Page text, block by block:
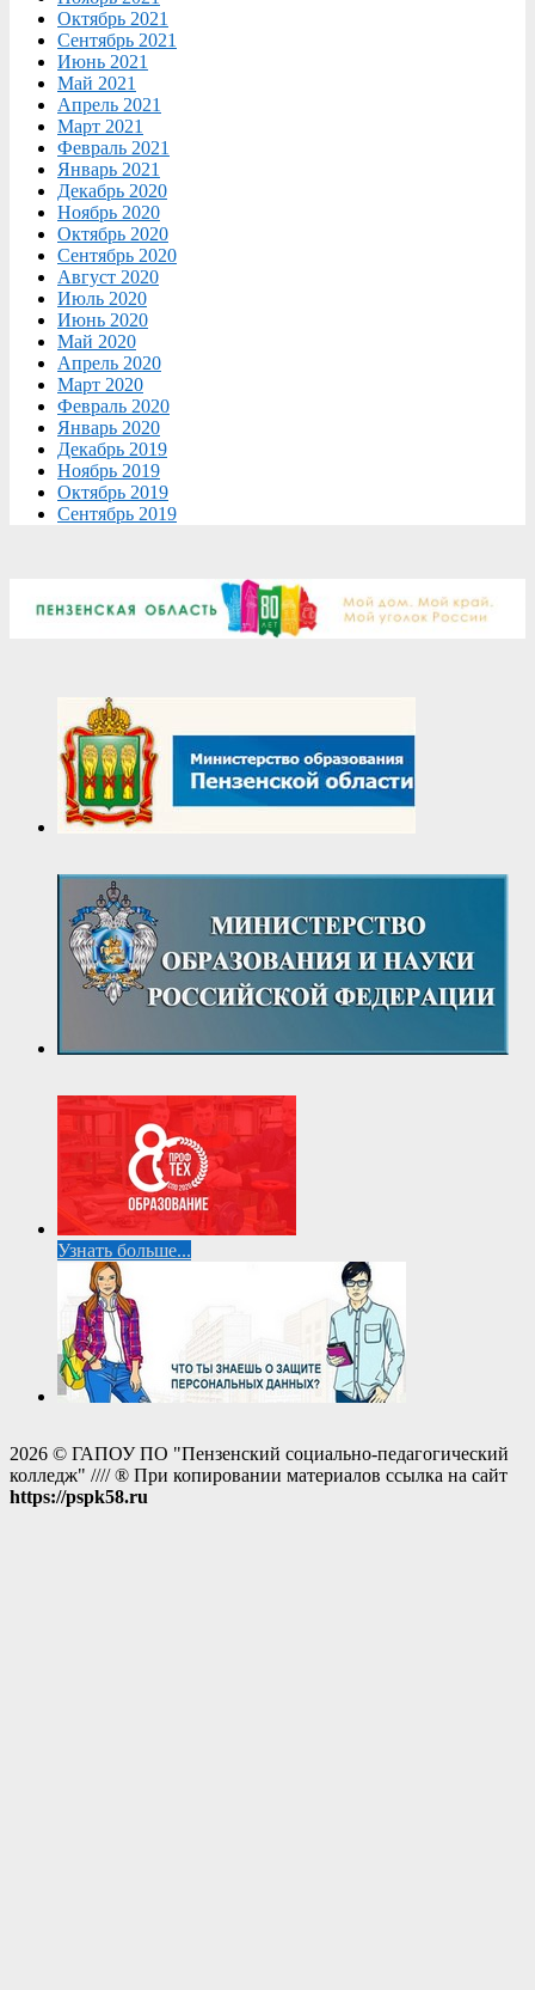
Октябрь 2021
Сентябрь 2021
Июнь 2021
Май 2021
Апрель 2021
Март 2021
Февраль 2021
Январь 2021
Декабрь 2020
Ноябрь 2020
Октябрь 2020
Сентябрь 2020
Август 2020
Июль 2020
Июнь 2020
Май 2020
Апрель 2020
Март 2020
Февраль 2020
Январь 2020
Декабрь 2019
Ноябрь 2019
Октябрь 2019
Сентябрь 2019
Узнать больше...
2026 © ГАПОУ ПО "Пензенский социально-педагогический
колледж" //// ® При копировании материалов ссылка на сайт
https://pspk58.ru